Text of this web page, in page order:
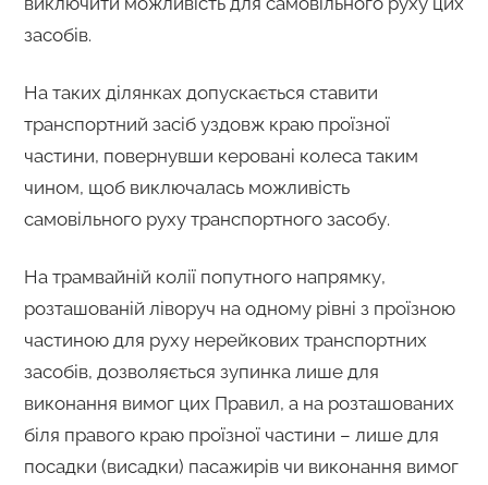
засобів.
На таких ділянках допускається ставити
транспортний засіб уздовж краю проїзної
частини, повернувши керовані колеса таким
чином, щоб виключалась можливість
самовільного руху транспортного засобу.
На трамвайній колії попутного напрямку,
розташованій ліворуч на одному рівні з проїзною
частиною для руху нерейкових транспортних
засобів, дозволяється зупинка лише для
виконання вимог цих Правил, а на розташованих
біля правого краю проїзної частини – лише для
посадки (висадки) пасажирів чи виконання вимог